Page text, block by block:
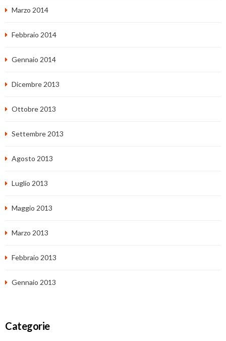
Marzo 2014
Febbraio 2014
Gennaio 2014
Dicembre 2013
Ottobre 2013
Settembre 2013
Agosto 2013
Luglio 2013
Maggio 2013
Marzo 2013
Febbraio 2013
Gennaio 2013
Categorie